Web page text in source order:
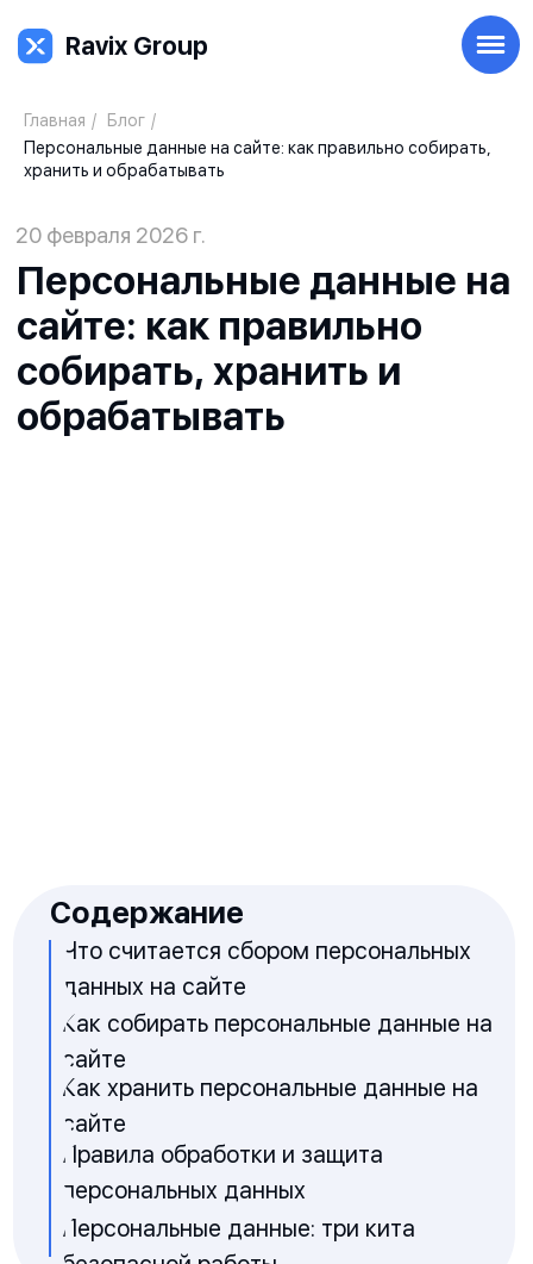
Ravix Group
Ravix Group
Главная / Блог /
Персональные данные на сайте: как правильно собирать,
хранить и обрабатывать
20 февраля 2026 г.
сайте: как правильно
собирать, хранить и
обрабатывать
безопасной работы
Дата обновления: 20 февраля 2026